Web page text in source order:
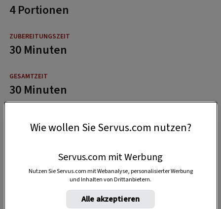
4 Portionen
30 Minuten
30 Minuten
Wie wollen Sie Servus.com nutzen?
Servus.com mit Werbung
Nutzen Sie Servus.com mit Webanalyse, personalisierter Werbung
und Inhalten von Drittanbietern.
Alle akzeptieren